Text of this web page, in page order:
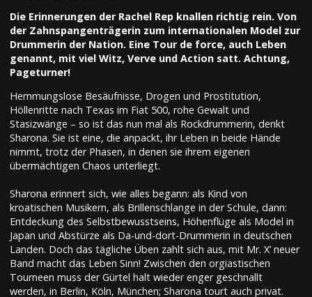
Die Erinnerungen der Rachel Rep knallen richtig rein. Von
der Zahnspangenträgerin zum internationalen Model zur
Drummerin der Nation. Eine Tour de force, auch Leben
genannt, mit viel Witz, Verve und Action satt. Achtung,
Pageturner!
Hemmungslose Besäufnisse, Drogen und Prostitution,
Höllenritte nach Texas im Fiat 500, rohe Gewalt und
Stasizwänge – so ist das nun mal als Rockdrummerin, denkt
Sharona. Sie ist eine, die anpackt, ihr Leben in beide Hände
nimmt, trotz der Phasen, in denen sie ihrem eigenen
übermächtigen Chaos unterliegt.
Sharona erinnert sich, wie alles begann: als Kind von
kroatischen Musikern, als Brillenschlange in der Schule, dann:
Entdeckung des Selbstbewusstseins, Höhenflüge als Model in
Japan und Abstürze als Da-und-dort-Drummerin in deutschen
Landen. Doch das tägliche Üben zahlt sich aus, mit Mr. X’ neuer
Band macht das Leben Sinn! Zwischen den orgiastischen
Tourneen muss der Gürtel halt wieder enger geschnallt
werden, in Berlin, Köln, München; Sharona tourt auch privat.